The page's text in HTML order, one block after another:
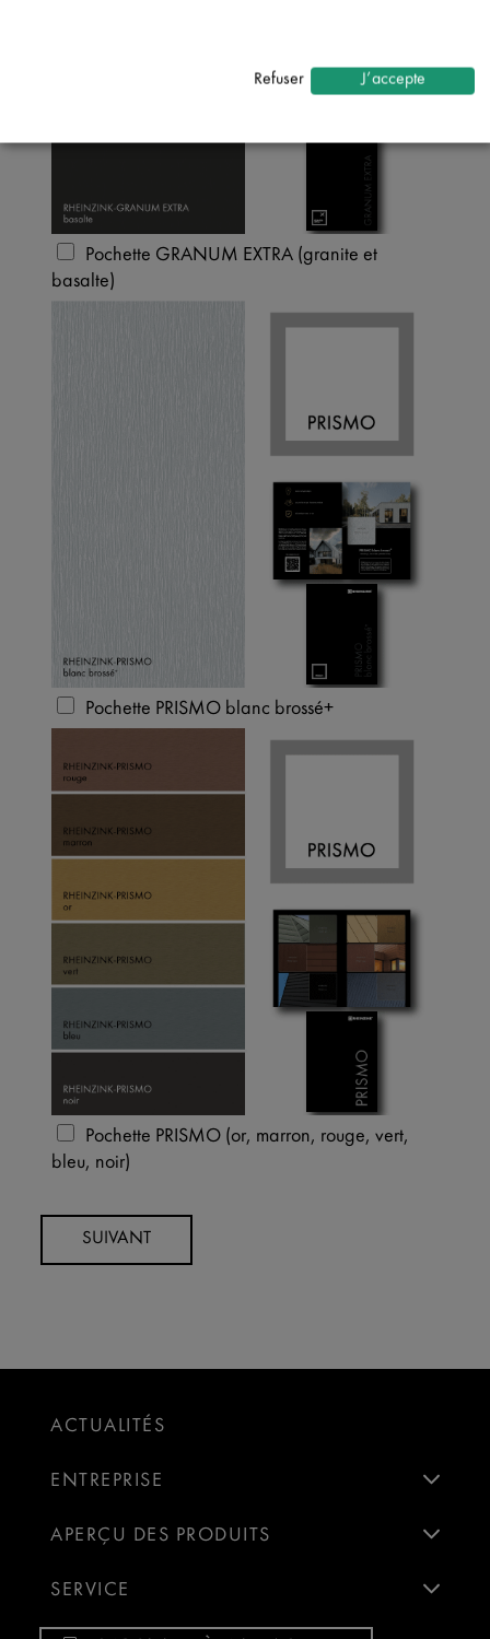
basalte)
Pochette PRISMO blanc brossé+
bleu, noir)
ACTUALITÉS
ENTREPRISE
APERÇU DES PRODUITS
SERVICE
Activer ou désactiver tous les services
Utilisez ce commutateur pour activer ou désactiver tous les
services.
Refuser J’accepte